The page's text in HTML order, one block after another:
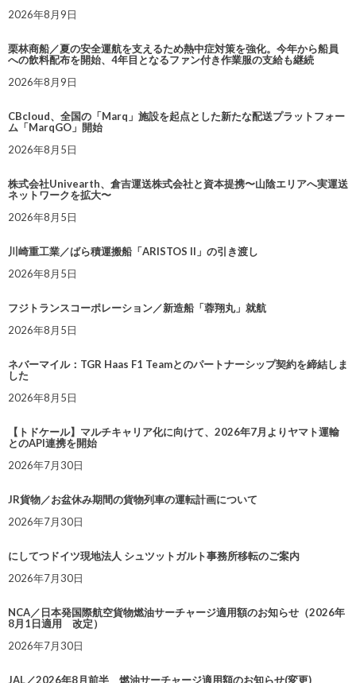
2026年8月9日
栗林商船／夏の安全運航を支えるため熱中症対策を強化。今年から船員
への飲料配布を開始、4年目となるファン付き作業服の支給も継続
2026年8月9日
CBcloud、全国の「Marq」施設を起点とした新たな配送プラットフォー
ム「MarqGO」開始
2026年8月5日
株式会社Univearth、倉吉運送株式会社と資本提携〜山陰エリアへ実運送
ネットワークを拡大〜
2026年8月5日
川崎重工業／ばら積運搬船「ARISTOS II」の引き渡し
2026年8月5日
フジトランスコーポレーション／新造船「蓉翔丸」就航
2026年8月5日
ネバーマイル：TGR Haas F1 Teamとのパートナーシップ契約を締結しま
した
2026年8月5日
【トドケール】マルチキャリア化に向けて、2026年7月よりヤマト運輸
とのAPI連携を開始
2026年7月30日
JR貨物／お盆休み期間の貨物列車の運転計画について
2026年7月30日
にしてつドイツ現地法人 シュツットガルト事務所移転のご案内
2026年7月30日
NCA／日本発国際航空貨物燃油サーチャージ適用額のお知らせ（2026年
8月1日適用 改定）
2026年7月30日
JAL／2026年8月前半 燃油サーチャージ適用額のお知らせ(変更)